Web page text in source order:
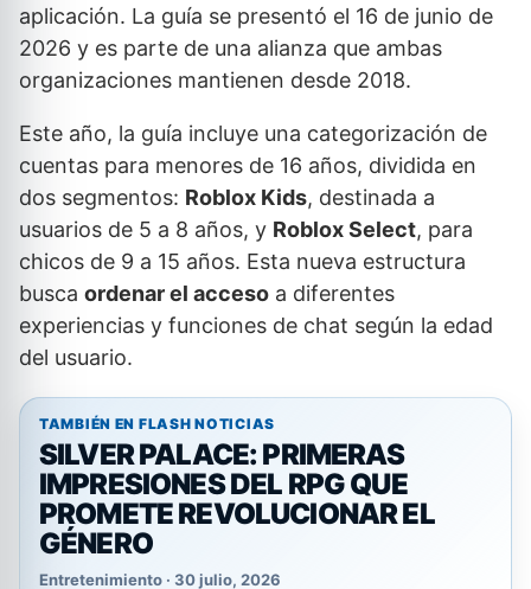
aplicación. La guía se presentó el 16 de junio de
2026 y es parte de una alianza que ambas
organizaciones mantienen desde 2018.
Este año, la guía incluye una categorización de
cuentas para menores de 16 años, dividida en
dos segmentos: Roblox Kids, destinada a
usuarios de 5 a 8 años, y Roblox Select, para
chicos de 9 a 15 años. Esta nueva estructura
busca ordenar el acceso a diferentes
experiencias y funciones de chat según la edad
del usuario.
TAMBIÉN EN FLASH NOTICIAS
SILVER PALACE: PRIMERAS
IMPRESIONES DEL RPG QUE
PROMETE REVOLUCIONAR EL
GÉNERO
Entretenimiento · 30 julio, 2026